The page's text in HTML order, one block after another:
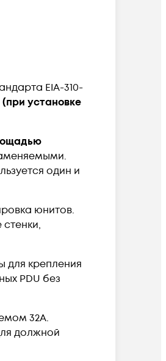
EIA-310-
установке
один и
юнитов.
для крепления
PDU без
32А.
должной